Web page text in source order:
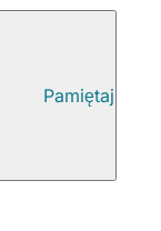
Pamiętaj